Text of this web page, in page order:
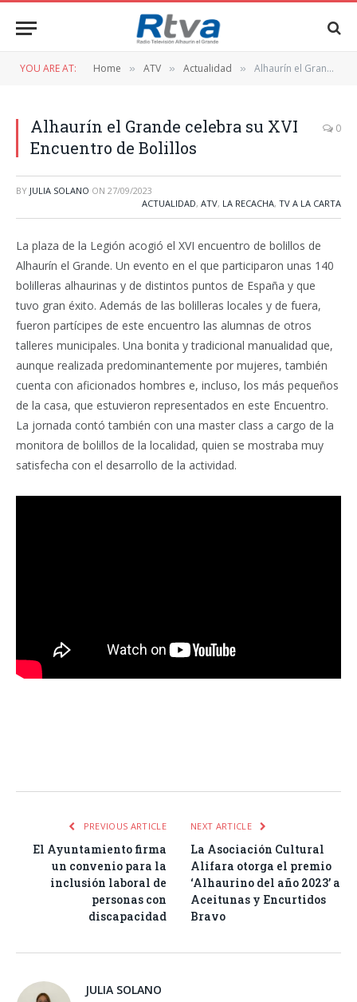
YOU ARE AT: Home » ATV » Actualidad » Alhaurín el Grande celebra su XVI Encuentro de Bolillos
Alhaurín el Grande celebra su XVI
Encuentro de Bolillos
0
BY JULIA SOLANO ON 27/09/2023
ACTUALIDAD, ATV, LA RECACHA, TV A LA CARTA
La plaza de la Legión acogió el XVI encuentro de bolillos de
Alhaurín el Grande. Un evento en el que participaron unas 140
bolilleras alhaurinas y de distintos puntos de España y que
tuvo gran éxito. Además de las bolilleras locales y de fuera,
fueron partícipes de este encuentro las alumnas de otros
talleres municipales. Una bonita y tradicional manualidad que,
aunque realizada predominantemente por mujeres, también
cuenta con aficionados hombres e, incluso, los más pequeños
de la casa, que estuvieron representados en este Encuentro.
La jornada contó también con una master class a cargo de la
monitora de bolillos de la localidad, quien se mostraba muy
satisfecha con el desarrollo de la actividad.
PREVIOUS ARTICLE
El Ayuntamiento firma
un convenio para la
inclusión laboral de
personas con
discapacidad
NEXT ARTICLE
La Asociación Cultural
Alifara otorga el premio
‘Alhaurino del año 2023’ a
Aceitunas y Encurtidos
Bravo
JULIA SOLANO